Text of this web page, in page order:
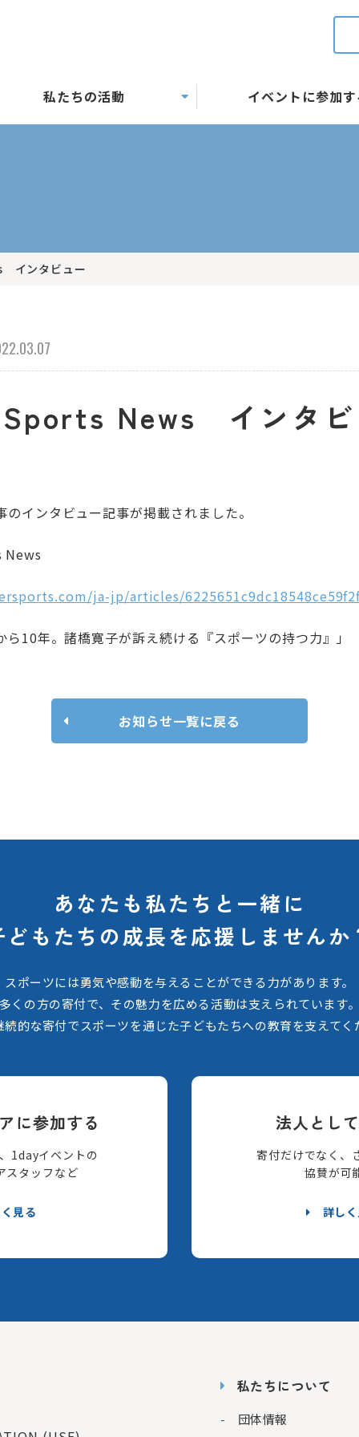
私たちの活動 イベントに参加す
インタビュー
News インタビ
インタビュー記事が掲載されました。
ja-jp/articles/
ら10年。諸橋寛子が訴え続ける『スポーツの持つ力』」
お知らせ一覧に戻る
あなたも私たちと一緒に
どもたちの成長を応援しませんか
スポーツには勇気や感動を与えることができる力があります。
くの方の寄付で、その魅力を広める活動は支えられています。
続的な寄付でスポーツを通じた子どもたちへの教育を支えてく
に参加する
1dayイベントの
スタッフなど
見る
法人とし
寄付だけでなく、
協賛が可
詳し
私たちについて
団体情報